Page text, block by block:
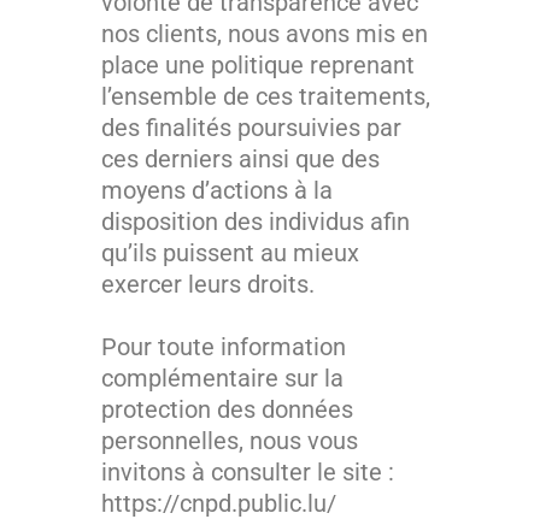
nos clients, nous avons mis en
place une politique reprenant
l’ensemble de ces traitements,
des finalités poursuivies par
ces derniers ainsi que des
moyens d’actions à la
disposition des individus afin
qu’ils puissent au mieux
exercer leurs droits.
Pour toute information
complémentaire sur la
protection des données
personnelles, nous vous
invitons à consulter le site :
https://cnpd.public.lu/